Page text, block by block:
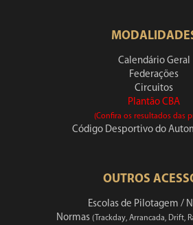
Calendário Geral
Federações
Circuitos
Plantão CBA
(Confira os resultados das
Código Desportivo do
OUTROS
Escolas de Pilotagem /
Normas (Trackday, Arrancada, Drift,